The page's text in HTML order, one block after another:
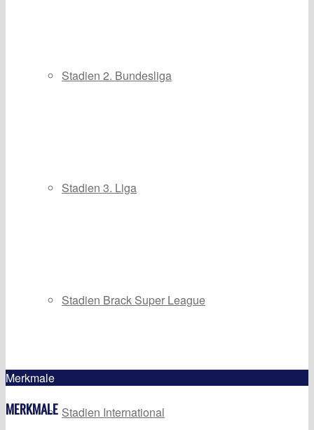
Stadien 2. Bundesliga
Stadien 3. Liga
Stadien Brack Super League
Stadien International
Merkmale
MERKMALE